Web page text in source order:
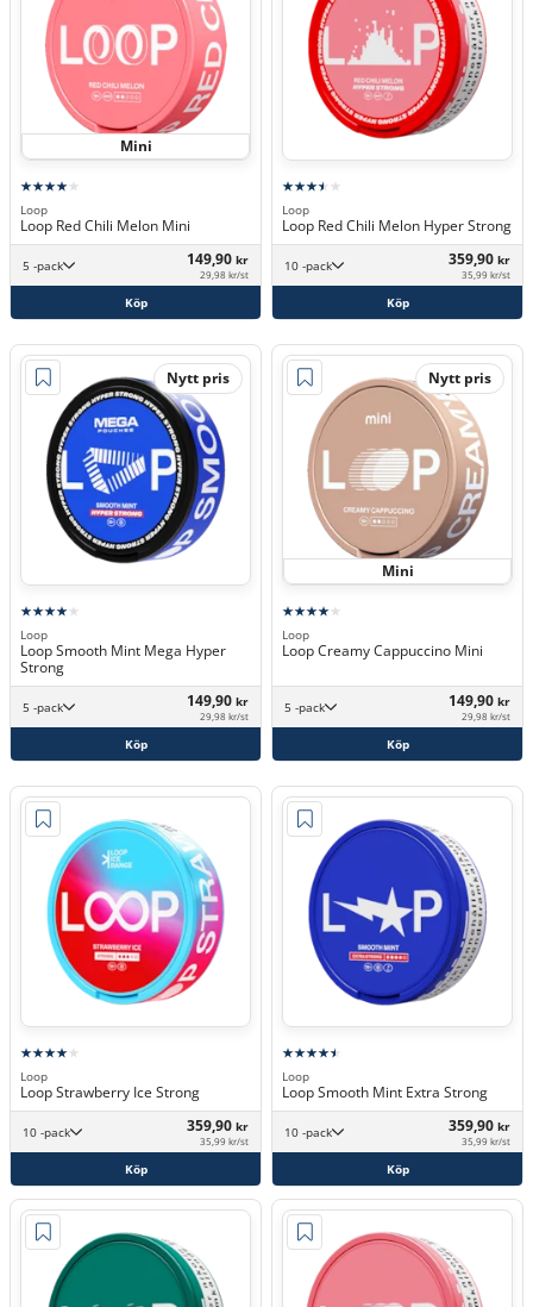
Mini
Loop
Loop Red Chili Melon Mini
5 -pack 149,90 kr
29,98 kr/st
Köp
Loop
Loop Red Chili Melon Hyper Strong
10 -pack 359,90 kr
35,99 kr/st
Köp
Nytt pris
Loop
Loop Smooth Mint Mega Hyper
Strong
5 -pack 149,90 kr
29,98 kr/st
Köp
Nytt pris
Mini
Loop
Loop Creamy Cappuccino Mini
5 -pack 149,90 kr
29,98 kr/st
Köp
Loop
Loop Strawberry Ice Strong
10 -pack 359,90 kr
35,99 kr/st
Köp
Loop
Loop Smooth Mint Extra Strong
10 -pack 359,90 kr
35,99 kr/st
Köp